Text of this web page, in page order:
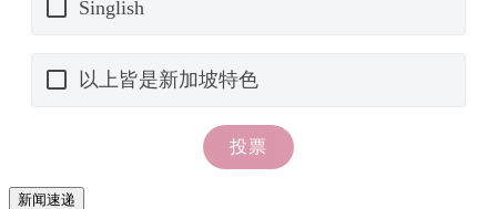
新闻速递